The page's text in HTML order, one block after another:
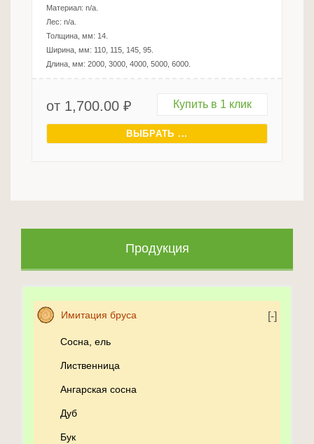
Продукция
Имитация бруса
Сосна, ель
Лиственница
Ангарская сосна
Дуб
Бук
Материал: n/a.
Лес: n/a.
Толщина, мм: 14.
Ширина, мм: 110, 115, 145, 95.
Длина, мм: 2000, 3000, 4000, 5000, 6000.
от 1,700.00 ₽ Купить в 1 клик
ВЫБРАТЬ ...